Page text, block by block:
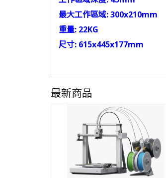
最大工作區域:300x210mm
重量: 22KG
尺寸: 615x445x177mm
最新商品